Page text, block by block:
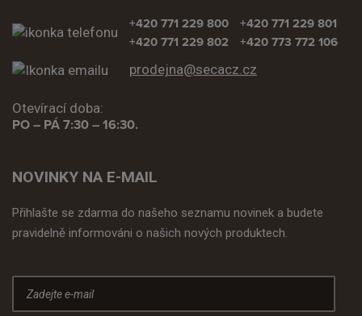
+420 771 229 800
+420 771 229 802
+420 771 229 801
+420 773 772 106
prodejna@secacz.cz
Otevírací doba:
PO – PÁ 7:30 – 16:30.
NOVINKY NA E-MAIL
Přihlašte se zdarma do našeho seznamu novinek a budete
pravidelně informováni o našich nových produktech.